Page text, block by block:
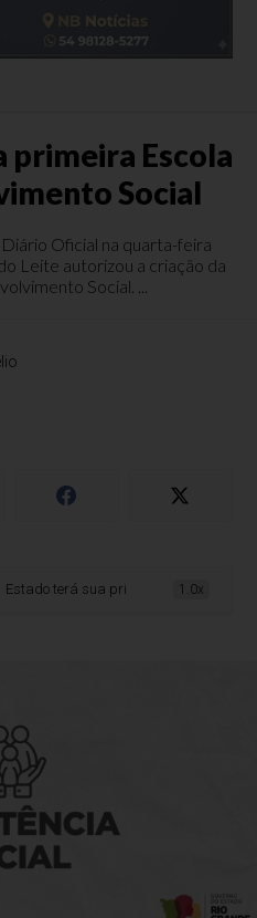
primeira Escola
Social
Oficial na quarta-feira
Leite autorizou a criação da
Social. ...
terá sua primeira Escola de
1.0x